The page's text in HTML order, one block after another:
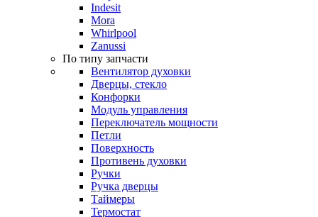
Indesit
Mora
Whirlpool
Zanussi
По типу запчасти
Вентилятор духовки
Дверцы, стекло
Конфорки
Модуль управления
Переключатель мощности
Петли
Поверхность
Противень духовки
Ручки
Ручка дверцы
Таймеры
Термостат